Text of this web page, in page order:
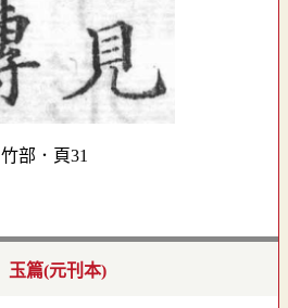
竹部．頁31
玉篇(元刊本)